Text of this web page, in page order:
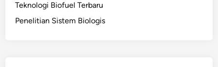
Teknologi Biofuel Terbaru
Penelitian Sistem Biologis